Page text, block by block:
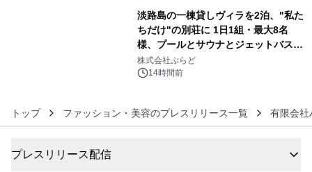
淡路島の一棟貸しヴィラを2泊、"私た
ちだけ"の別荘に 1日1組・最大8名
様、プールとサウナとジェットバス付
きで Villa Mon Temps AWAJIの連泊
素泊りプラン
株式会社ぷらど
14時間前
トップ ファッション・美容のプレスリリース一覧 有限会社
プレスリリース配信